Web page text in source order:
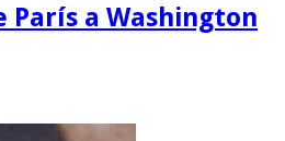
a Washington